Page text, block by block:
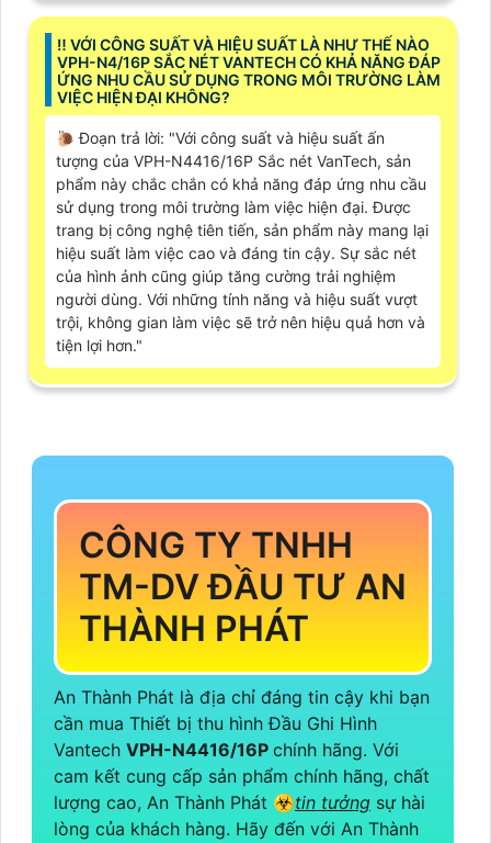
‼️ VỚI CÔNG SUẤT VÀ HIỆU SUẤT LÀ NHƯ THẾ NÀO
VPH-N4/16P SẮC NÉT VANTECH CÓ KHẢ NĂNG ĐÁP
ỨNG NHU CẦU SỬ DỤNG TRONG MÔI TRƯỜNG LÀM
VIỆC HIỆN ĐẠI KHÔNG?
🐌 Đoạn trả lời: "Với công suất và hiệu suất ấn
tượng của VPH-N4416/16P Sắc nét VanTech, sản
phẩm này chắc chắn có khả năng đáp ứng nhu cầu
sử dụng trong môi trường làm việc hiện đại. Được
trang bị công nghệ tiên tiến, sản phẩm này mang lại
hiệu suất làm việc cao và đáng tin cậy. Sự sắc nét
của hình ảnh cũng giúp tăng cường trải nghiệm
người dùng. Với những tính năng và hiệu suất vượt
trội, không gian làm việc sẽ trở nên hiệu quả hơn và
tiện lợi hơn."
CÔNG TY TNHH
TM-DV ĐẦU TƯ AN
THÀNH PHÁT
An Thành Phát là địa chỉ đáng tin cậy khi bạn
cần mua Thiết bị thu hình Đầu Ghi Hình
Vantech VPH-N4416/16P chính hãng. Với
cam kết cung cấp sản phẩm chính hãng, chất
lượng cao, An Thành Phát ☣️tin tưởng sự hài
lòng của khách hàng. Hãy đến với An Thành